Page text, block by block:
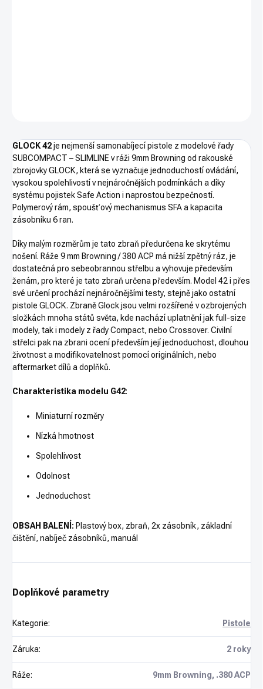
GLOCK 42je nejmenší samonabíjecí pistole z modelové řady
SUBCOMPACT – SLIMLINE v ráži 9mm Browning od rakouské
zbrojovky GLOCK, která se vyznačuje jednoduchostí ovládání,
vysokou spolehlivostí v nejnáročnějších podmínkách a díky
systému pojistek Safe Action i naprostou bezpečností.
Polymerový rám, spoušťový mechanismus SFA a kapacita
zásobníku 6 ran.
Díky malým rozměrům je tato zbraň předurčena ke skrytému
nošení. Ráže 9 mm Browning / 380 ACP má nižší zpětný ráz, je
dostatečná pro sebeobrannou střelbu a vyhovuje především
ženám, pro které je tato zbraň určena především. Model 42 i přes
své určení prochází nejnáročnějšími testy, stejně jako ostatní
pistole GLOCK. Zbraně Glock jsou velmi rozšířené v ozbrojených
složkách mnoha států světa, kde nachází uplatnění jak full-size
modely, tak i modely z řady Compact, nebo Crossover. Civilní
střelci pak na zbrani ocení především její jednoduchost, dlouhou
životnost a modifikovatelnost pomocí originálních, nebo
aftermarket dílů a doplňků.
Charakteristika modelu G42:
Miniaturní rozměry
Nízká hmotnost
Spolehlivost
Odolnost
Jednoduchost
OBSAH BALENÍ: Plastový box, zbraň, 2x zásobník, základní
čištění, nabíječ zásobníků, manuál
Doplňkové parametry
Kategorie: Pistole
Záruka: 2 roky
Ráže: 9mm Browning, .380 ACP